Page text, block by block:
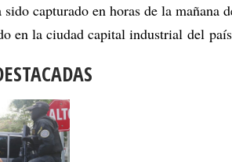
capturado en horas de la mañana
en la ciudad capital industrial del